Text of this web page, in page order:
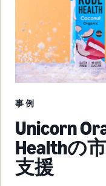
事例
Unicorn
Healthの
支援